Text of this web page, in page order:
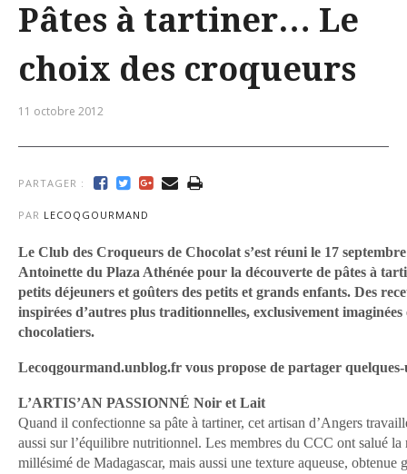
Pâtes à tartiner… Le
choix des croqueurs
11 octobre 2012
PARTAGER :
PAR LECOQGOURMAND
Le Club des Croqueurs de Chocolat s’est réuni le 17
Antoinette du Plaza Athénée pour la découverte de pâtes à
petits déjeuners et goûters des petits et grands enfants. Des
inspirées d’autres plus traditionnelles, exclusivement
chocolatiers.
Lecoqgourmand.unblog.fr vous propose de partager quelques-
L’ARTIS’AN PASSIONNÉ Noir et Lait
Quand il confectionne sa pâte à tartiner, cet artisan d’Angers
aussi sur l’équilibre nutritionnel. Les membres du CCC ont salué la
millésimé de Madagascar, mais aussi une texture aqueuse, obtenue